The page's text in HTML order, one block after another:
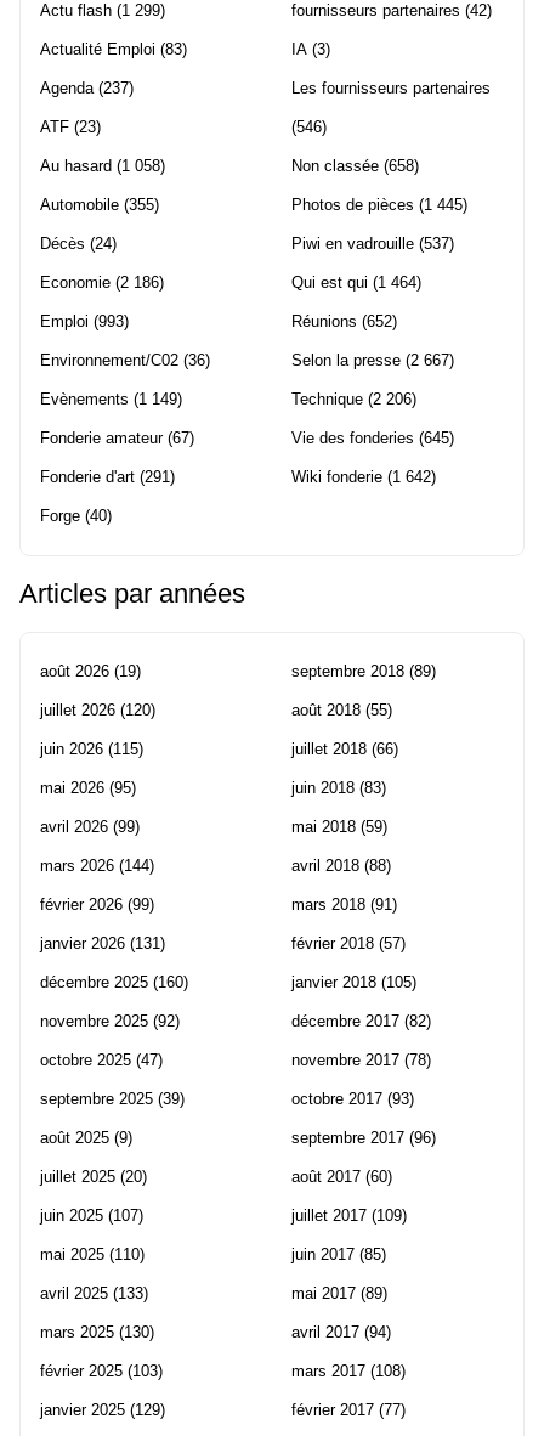
Actu flash (1 299)
Actualité Emploi (83)
Agenda (237)
ATF (23)
Au hasard (1 058)
Automobile (355)
Décès (24)
Economie (2 186)
Emploi (993)
Environnement/C02 (36)
Evènements (1 149)
Fonderie amateur(67)
Fonderie d'art (291)
Forge (40)
fournisseurs partenaires (42)
IA (3)
Les fournisseurs partenaires
(546)
Non classée (658)
Photos de pièces (1 445)
Piwi en vadrouille (537)
Qui est qui (1 464)
Réunions (652)
Selon la presse (2 667)
Technique (2 206)
Vie des fonderies (645)
Wiki fonderie (1 642)
Articles par années
août 2026 (19)
juillet 2026 (120)
juin 2026 (115)
mai 2026 (95)
avril 2026 (99)
mars 2026 (144)
février 2026 (99)
janvier 2026 (131)
décembre 2025 (160)
novembre 2025 (92)
octobre 2025 (47)
septembre 2025 (39)
août 2025 (9)
juillet 2025 (20)
juin 2025 (107)
mai 2025 (110)
avril 2025 (133)
mars 2025 (130)
février 2025 (103)
janvier 2025 (129)
septembre 2018 (89)
août 2018 (55)
juillet 2018 (66)
juin 2018 (83)
mai 2018 (59)
avril 2018 (88)
mars 2018 (91)
février 2018 (57)
janvier 2018 (105)
décembre 2017 (82)
novembre 2017 (78)
octobre 2017 (93)
septembre 2017 (96)
août 2017 (60)
juillet 2017 (109)
juin 2017 (85)
mai 2017 (89)
avril 2017 (94)
mars 2017 (108)
février 2017 (77)